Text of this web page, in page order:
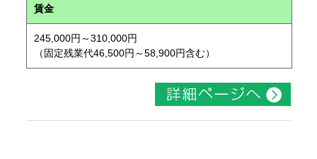
賃金
245,000円～310,000円
（固定残業代46,500円～58,900円含む）